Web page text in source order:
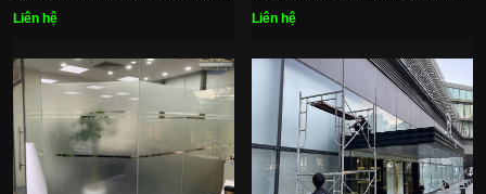
thăm
Liên hệ
lâu dài
Liên hệ